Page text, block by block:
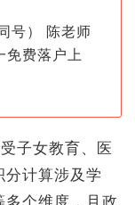
号） 陈老师
免费落户上
子女教育、医
分计算涉及学